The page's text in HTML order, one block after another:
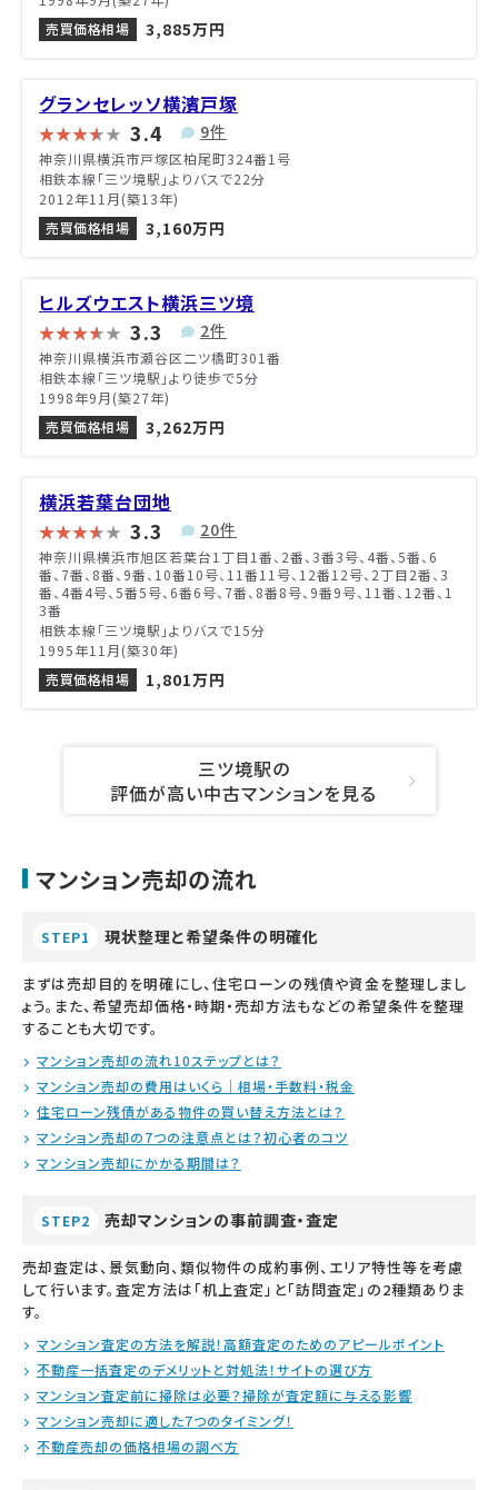
売買価格相場
3,885万円
グランセレッソ横濱戸塚
3.4 9件
神奈川県横浜市戸塚区柏尾町324番1号
相鉄本線「三ツ境駅」よりバスで22分
2012年11月(築13年)
売買価格相場
3,160万円
ヒルズウエスト横浜三ツ境
3.3 2件
神奈川県横浜市瀬谷区二ツ橋町301番
相鉄本線「三ツ境駅」より徒歩で5分
1998年9月(築27年)
売買価格相場
3,262万円
横浜若葉台団地
3.3 20件
神奈川県横浜市旭区若葉台1丁目1番、2番、3番3号、4番、5番、6
番、7番、8番、9番、10番10号、11番11号、12番12号、2丁目2番、3
番、4番4号、5番5号、6番6号、7番、8番8号、9番9号、11番、12番、1
3番
相鉄本線「三ツ境駅」よりバスで15分
1995年11月(築30年)
売買価格相場
1,801万円
三ツ境駅の
評価が高い中古マンションを見る
マンション売却の流れ
STEP1 現状整理と希望条件の明確化
まずは売却目的を明確にし、住宅ローンの残債や資金を整理しまし
ょう。また、希望売却価格・時期・売却方法もなどの希望条件を整理
することも大切です。
マンション売却の流れ10ステップとは？
マンション売却の費用はいくら｜相場・手数料・税金
住宅ローン残債がある物件の買い替え方法とは？
マンション売却の7つの注意点とは？初心者のコツ
マンション売却にかかる期間は？
STEP2 売却マンションの事前調査・査定
売却査定は、景気動向、類似物件の成約事例、エリア特性等を考慮
して行います。査定方法は「机上査定」と「訪問査定」の2種類ありま
す。
マンション査定の方法を解説！高額査定のためのアピールポイント
不動産一括査定のデメリットと対処法！サイトの選び方
マンション査定前に掃除は必要？掃除が査定額に与える影響
マンション売却に適した7つのタイミング！
不動産売却の価格相場の調べ方